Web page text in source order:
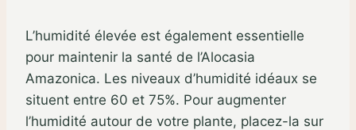
L’humidité élevée est également essentielle
pour maintenir la santé de l’Alocasia
Amazonica. Les niveaux d’humidité idéaux se
situent entre 60 et 75%. Pour augmenter
l’humidité autour de votre plante, placez-la sur